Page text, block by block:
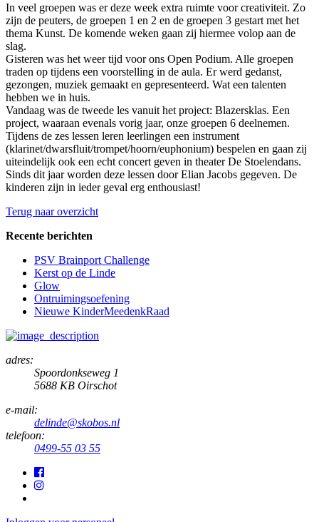
In veel groepen was er deze week extra ruimte voor creativiteit. Zo
zijn de peuters, de groepen 1 en 2 en de groepen 3 gestart met het
thema Kunst. De komende weken gaan zij hiermee volop aan de
slag.
Gisteren was het weer tijd voor ons Open Podium. Alle groepen
traden op tijdens een voorstelling in de aula. Er werd gedanst,
gezongen, muziek gemaakt en gepresenteerd. Wat een talenten
hebben we in huis.
Vandaag was de tweede les vanuit het project: Blazersklas. Een
project, waaraan evenals vorig jaar, onze groepen 6 deelnemen.
Tijdens de zes lessen leren leerlingen een instrument
(klarinet/dwarsfluit/trompet/hoorn/euphonium) bespelen en gaan zij
uiteindelijk ook een echt concert geven in theater De Stoelendans.
Sinds dit jaar worden deze lessen door Elian Jacobs gegeven. De
kinderen zijn in ieder geval erg enthousiast!
Terug naar overzicht
Recente berichten
PSV Brainport Challenge
Kerst op de Linde
Glow
Ontruimingsoefening
Nieuwe KinderMeedenkRaad
adres:
Spoordonkseweg 1
5688 KB Oirschot
e-mail:
delinde@skobos.nl
telefoon:
0499-55 03 55